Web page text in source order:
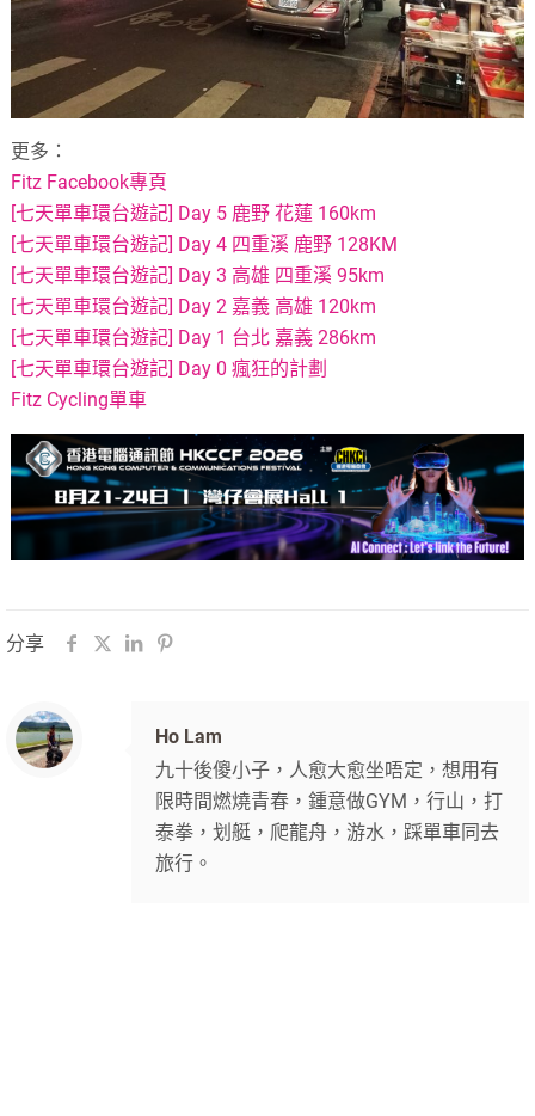
更多：
Fitz Facebook專頁
[七天單車環台遊記] Day 5 鹿野 花蓮 160km
[七天單車環台遊記] Day 4 四重溪 鹿野 128KM
[七天單車環台遊記] Day 3 高雄 四重溪 95km
[七天單車環台遊記] Day 2 嘉義 高雄 120km
[七天單車環台遊記] Day 1 台北 嘉義 286km
[七天單車環台遊記] Day 0 瘋狂的計劃
Fitz Cycling單車
分享
Ho Lam
九十後傻小子，人愈大愈坐唔定，想用有
限時間燃燒青春，鍾意做GYM，行山，打
泰拳，划艇，爬龍舟，游水，踩單車同去
旅行。